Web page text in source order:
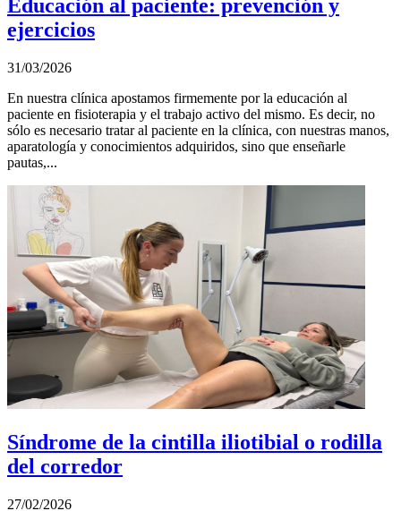
Educación al paciente: prevención y
ejercicios
31/03/2026
En nuestra clínica apostamos firmemente por la educación al
paciente en fisioterapia y el trabajo activo del mismo. Es decir, no
sólo es necesario tratar al paciente en la clínica, con nuestras manos,
aparatología y conocimientos adquiridos, sino que enseñarle
pautas,...
Síndrome de la cintilla iliotibial o rodilla
del corredor
27/02/2026